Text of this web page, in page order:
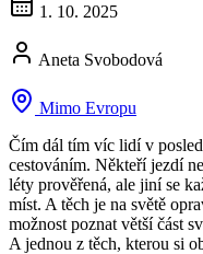
1. 10. 2025
Aneta Svobodová
Mimo Evropu
Čím dál tím víc lidí v
cestováním. Někteří jezdí
léty prověřená, ale jiní se
míst. A těch je na světě
možnost poznat větší část
A jednou z těch, kterou si